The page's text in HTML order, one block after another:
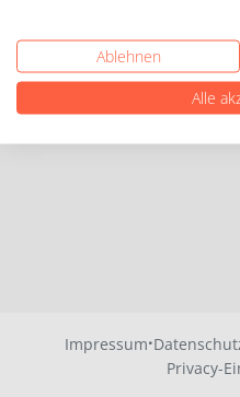
Impressum·
Privacy-
Ablehnen
Alle